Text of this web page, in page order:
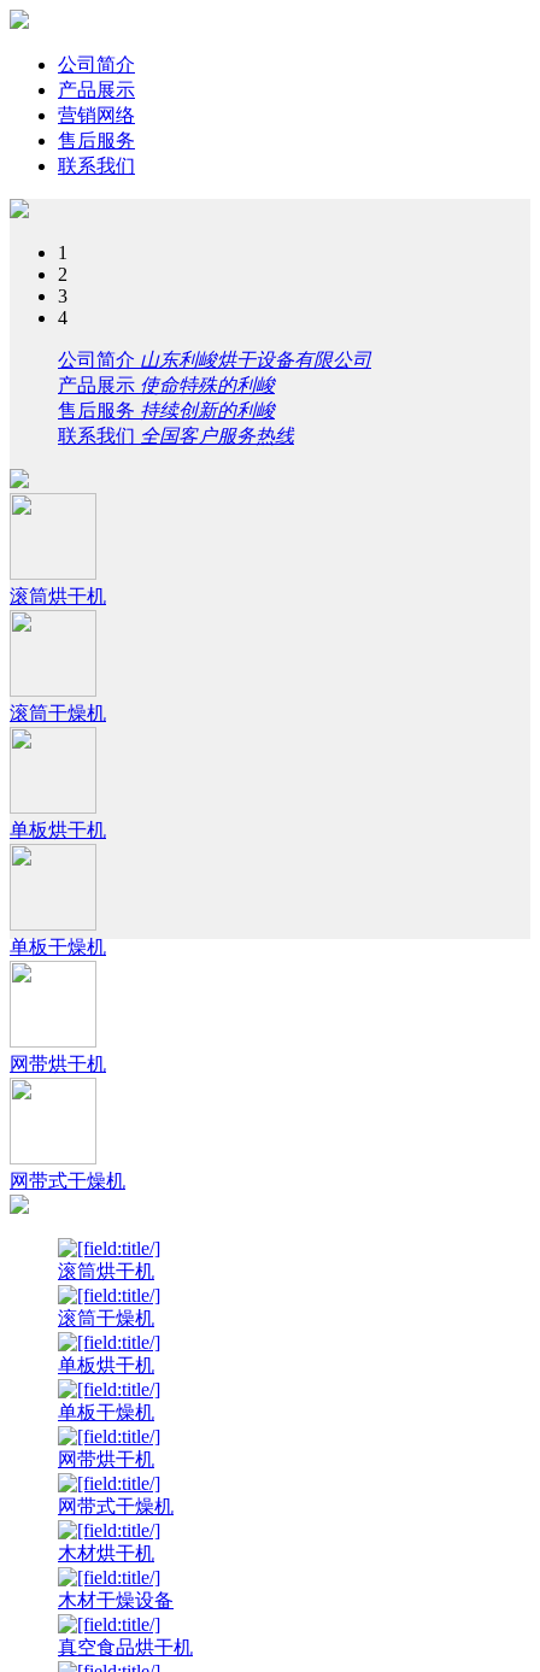
公司简介
产品展示
营销网络
售后服务
联系我们
1
2
3
4
公司简介 山东利峻烘干设备有限公司
产品展示 使命特殊的利峻
售后服务 持续创新的利峻
联系我们 全国客户服务热线
滚筒烘干机
滚筒干燥机
单板烘干机
单板干燥机
网带烘干机
网带式干燥机
滚筒烘干机
滚筒干燥机
单板烘干机
单板干燥机
网带烘干机
网带式干燥机
木材烘干机
木材干燥设备
真空食品烘干机